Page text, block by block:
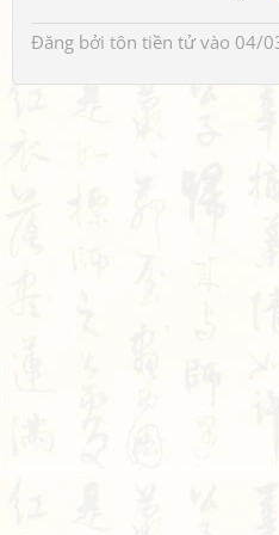
Đăng bởi tôn tiền tửvào 04/